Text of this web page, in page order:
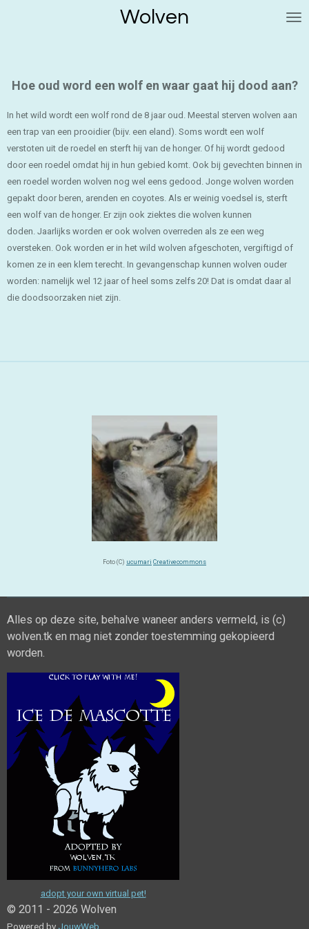
hoofdinhoud
Wolven
Hoe oud word een wolf en waar gaat hij dood aan?
In het wild wordt een wolf rond de 8 jaar oud. Meestal sterven wolven aan
een trap van een prooidier (bijv. een eland). Soms wordt een wolf
verstoten uit de roedel en sterft hij van de honger. Of hij wordt gedood
door een roedel omdat hij in hun gebied komt. Ook bij gevechten binnen in
een roedel worden wolven nog wel eens gedood. Jonge wolven worden
gepakt door beren, arenden en coyotes. Als er weinig voedsel is, sterft
een wolf van de honger. Er zijn ook ziektes die wolven kunnen
doden. Jaarlijks worden er ook wolven overreden als ze een weg
oversteken. Ook worden er in het wild wolven afgeschoten, vergiftigd of
komen ze in een klem terecht. In gevangenschap kunnen wolven ouder
worden: namelijk wel 12 jaar of heel soms zelfs 20! Dat is omdat daar al
die doodsoorzaken niet zijn.
Foto (C) ucumari Creativecommons
Alles op deze site, behalve waneer anders vermeld, is (c)
wolven.tk en mag niet zonder toestemming gekopieerd
worden.
adopt your own virtual pet!
© 2011 - 2026 Wolven
Powered by JouwWeb